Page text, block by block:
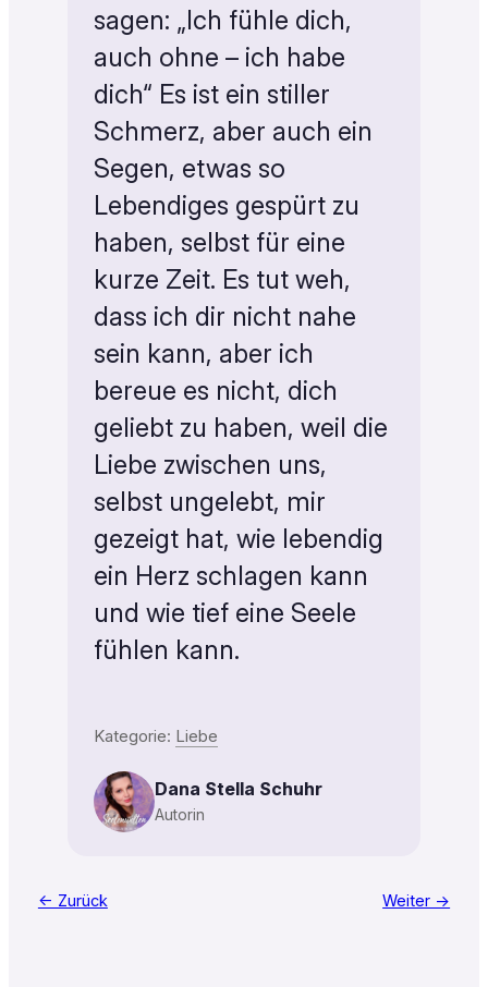
sagen: „Ich fühle dich,
auch ohne – ich habe
dich“ Es ist ein stiller
Schmerz, aber auch ein
Segen, etwas so
Lebendiges gespürt zu
haben, selbst für eine
kurze Zeit. Es tut weh,
dass ich dir nicht nahe
sein kann, aber ich
bereue es nicht, dich
geliebt zu haben, weil die
Liebe zwischen uns,
selbst ungelebt, mir
gezeigt hat, wie lebendig
ein Herz schlagen kann
und wie tief eine Seele
fühlen kann.
Kategorie: Liebe
Dana Stella Schuhr
Autorin
← Zurück Weiter →